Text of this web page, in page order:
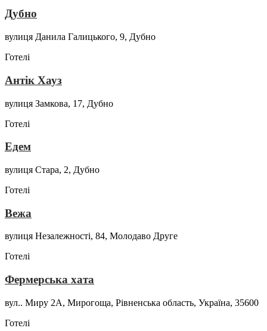
Дубно
вулиця Данила Галицького, 9, Дубно
Готелі
Антік Хауз
вулиця Замкова, 17, Дубно
Готелі
Едем
вулиця Стара, 2, Дубно
Готелі
Вежа
вулиця Незалежності, 84, Молодаво Друге
Готелі
Фермерська хата
вул.. Миру 2А, Мирогоща, Рівненська область, Україна, 35600
Готелі